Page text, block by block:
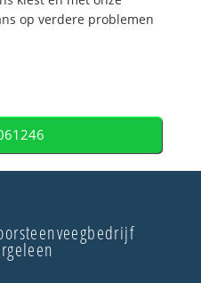
op verdere problemen